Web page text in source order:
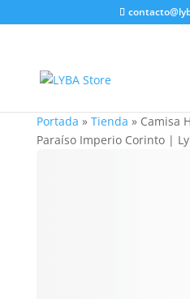
Portada » Tienda » Camisa
Paraíso Imperio Corinto |